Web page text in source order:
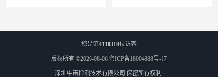
您是第4110319位访客
版权所有 ©2026-08-06 粤ICP备18004888号-17
深圳中诺检测技术有限公司 保留所有权利.